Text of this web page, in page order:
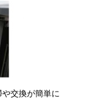
交換が簡単に